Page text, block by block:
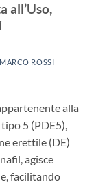
all’Uso,
ROSSI
alla
5 (PDE5),
erettile (DE)​
agisce
facilitando